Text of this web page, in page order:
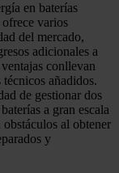
en baterías
varios
del mercado,
adicionales a
conllevan
añadidos.
de gestionar dos
a gran escala
al obtener
y